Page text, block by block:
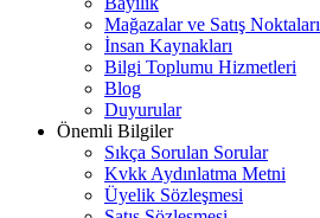
Mağazalar ve Satış Noktaları
İnsan Kaynakları
Bilgi Toplumu Hizmetleri
Blog
Duyurular
Önemli Bilgiler
Sıkça Sorulan Sorular
Kvkk Aydınlatma Metni
Üyelik Sözleşmesi